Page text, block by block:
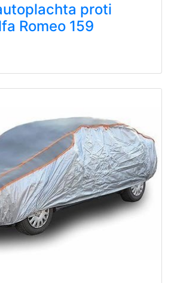
proti
Romeo 159